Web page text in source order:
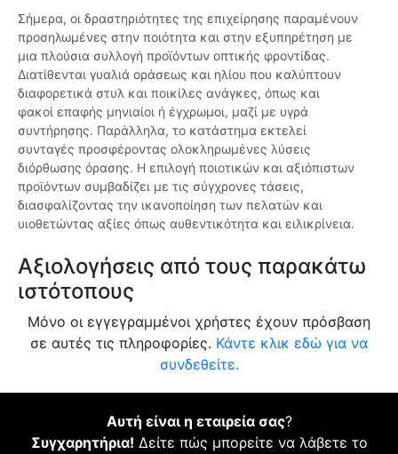
Σήμερα, οι δραστηριότητες της επιχείρησης παραμένουν
προσηλωμένες στην ποιότητα και στην εξυπηρέτηση με
μια πλούσια συλλογή προϊόντων οπτικής φροντίδας.
Διατίθενται γυαλιά οράσεως και ηλίου που καλύπτουν
διαφορετικά στυλ και ποικίλες ανάγκες, όπως και
φακοί επαφής μηνιαίοι ή έγχρωμοι, μαζί με υγρά
συντήρησης. Παράλληλα, το κατάστημα εκτελεί
συνταγές προσφέροντας ολοκληρωμένες λύσεις
διόρθωσης όρασης. Η επιλογή ποιοτικών και αξιόπιστων
προϊόντων συμβαδίζει με τις σύγχρονες τάσεις,
διασφαλίζοντας την ικανοποίηση των πελατών και
υιοθετώντας αξίες όπως αυθεντικότητα και ειλικρίνεια.
Αξιολογήσεις από τους παρακάτω
ιστότοπους
Μόνο οι εγγεγραμμένοι χρήστες έχουν πρόσβαση
σε αυτές τις πληροφορίες. Κάντε κλικ εδώ για να
συνδεθείτε.
Αυτή είναι η εταιρεία σας?
Συγχαρητήρια! Δείτε πώς μπορείτε να λάβετε το